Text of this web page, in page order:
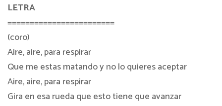
LETRA
========================
(coro)
Aire, aire, para respirar
Que me estas matando y no lo quieres aceptar
Aire, aire, para respirar
Gira en esa rueda que esto tiene que avanzar